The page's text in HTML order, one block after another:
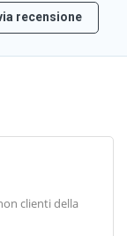
recensione
clienti della